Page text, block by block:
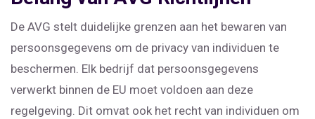
De AVG stelt duidelijke grenzen aan het bewaren van
persoonsgegevens om de privacy van individuen te
beschermen. Elk bedrijf dat persoonsgegevens
verwerkt binnen de EU moet voldoen aan deze
regelgeving. Dit omvat ook het recht van individuen om